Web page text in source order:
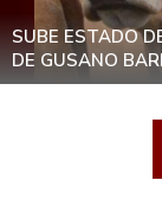
PREVÉ
TORMENTAS
JUEVES Y